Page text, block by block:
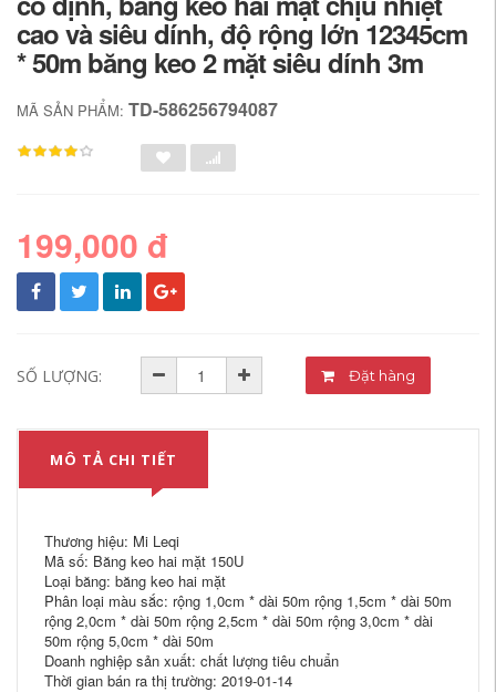
cao và siêu dính, độ rộng lớn 12345cm
* 50m băng keo 2 mặt siêu dính 3m
MÃ SẢN PHẨM: TD-586256794087
199,000 đ
SỐ LƯỢNG: Đặt hàng
MÔ TẢ CHI TIẾT
Thương hiệu: Mi Leqi
Mã số: Băng keo hai mặt 150U
Loại băng: băng keo hai mặt
Phân loại màu sắc: rộng 1,0cm * dài 50m rộng 1,5cm * dài 50m
rộng 2,0cm * dài 50m rộng 2,5cm * dài 50m rộng 3,0cm * dài
50m rộng 5,0cm * dài 50m
Doanh nghiệp sản xuất: chất lượng tiêu chuẩn
Thời gian bán ra thị trường: 2019-01-14